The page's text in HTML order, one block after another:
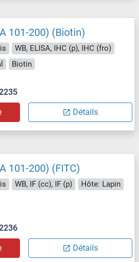
101-200) (Biotin)
WB, ELISA, IHC (p), IHC (fro)
Biotin
Détails
101-200) (FITC)
WB, IF (cc), IF (p)
Hôte: Lapin
Détails